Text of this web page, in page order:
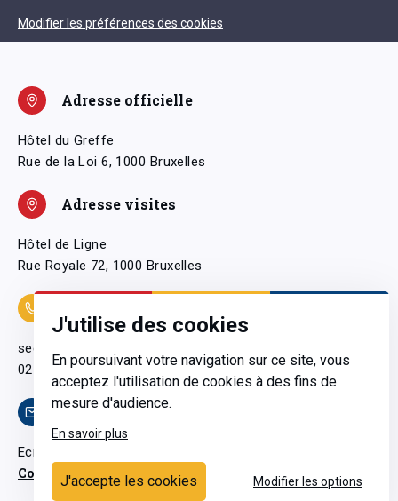
J'utilise des cookies
En poursuivant votre navigation sur ce site, vous
acceptez l'utilisation de cookies à des fins de
mesure d'audience.
En savoir plus
J'accepte les cookies Modifier les options
Modifier les préférences des cookies
Adresse officielle
Hôtel du Greffe
Rue de la Loi 6, 1000 Bruxelles
Adresse visites
Hôtel de Ligne
Rue Royale 72, 1000 Bruxelles
secretariatgeneral@pfwb.be
02 506 38 11
Contact
Ecrivez-nous
Contactez-nous